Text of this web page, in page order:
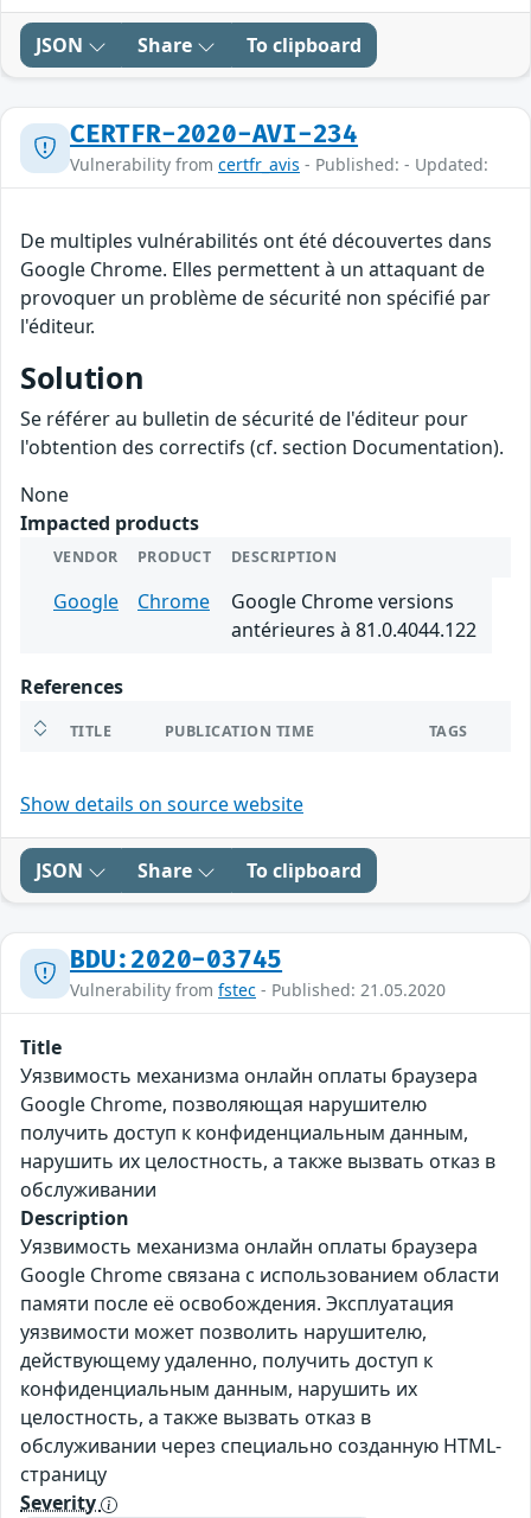
JSON Share To clipboard
CERTFR-2020-AVI-234
Vulnerability from certfr_avis - Published: - Updated:
De multiples vulnérabilités ont été découvertes dans
Google Chrome. Elles permettent à un attaquant de
provoquer un problème de sécurité non spécifié par
l'éditeur.
Solution
Se référer au bulletin de sécurité de l'éditeur pour
l'obtention des correctifs (cf. section Documentation).
None
Impacted products
VENDOR PRODUCT DESCRIPTION
Google Chrome
Google Chrome versions
antérieures à 81.0.4044.122
References
TITLE PUBLICATION TIME TAGS
Show details on source website
JSON Share To clipboard
BDU:2020-03745
Vulnerability from fstec - Published: 21.05.2020
Title
Уязвимость механизма онлайн оплаты браузера
Google Chrome, позволяющая нарушителю
получить доступ к конфиденциальным данным,
нарушить их целостность, а также вызвать отказ в
обслуживании
Description
Уязвимость механизма онлайн оплаты браузера
Google Chrome связана с использованием области
памяти после её освобождения. Эксплуатация
уязвимости может позволить нарушителю,
действующему удаленно, получить доступ к
конфиденциальным данным, нарушить их
целостность, а также вызвать отказ в
обслуживании через специально созданную HTML-
страницу
Severity